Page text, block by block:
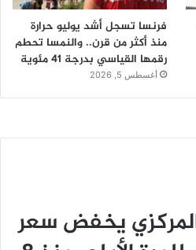
فرنسا تسجل أشد يوليو حرارة
منذ أكثر من قرن.. والنمسا تحطم
رقمها القياسي بدرجة 41 مئوية
أغسطس 5, 2026